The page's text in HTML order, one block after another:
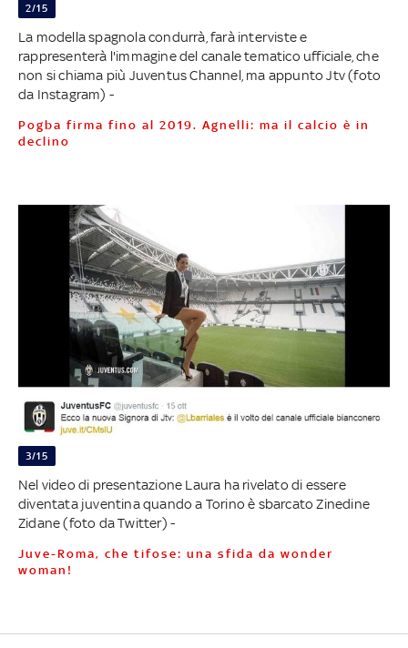
2/15
La modella spagnola condurrà, farà interviste e
rappresenterà l'immagine del canale tematico ufficiale, che
non si chiama più Juventus Channel, ma appunto Jtv (foto
da Instagram) -
Pogba firma fino al 2019. Agnelli: ma il calcio è in
declino
3/15
Nel video di presentazione Laura ha rivelato di essere
diventata juventina quando a Torino è sbarcato Zinedine
Zidane (foto da Twitter) -
Juve-Roma, che tifose: una sfida da wonder
woman!